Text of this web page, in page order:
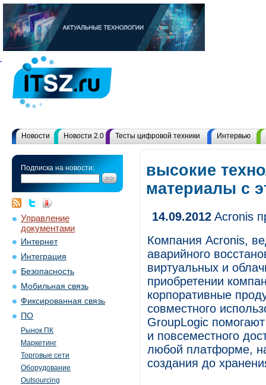
Новости Новости 2.0 Тесты цифровой техники Интервью
Подписка на новости:
Управление
документами
Интернет
Интеграция
Безопасность
Мобильная связь
Фиксированная связь
ПО
Рынок ПК
Маркетинг
Торговые сети
Оборудование
Outsourcing
высокие
материалы с
14.09.2012 Acronis
Компания Acronis,
аварийного
виртуальных и
приобретении
корпоративные
совместного
GroupLogic
и повсеместного
любой платформе,
создания до